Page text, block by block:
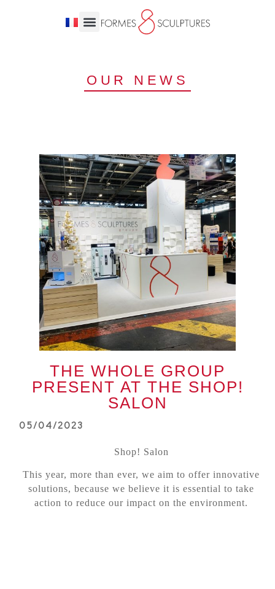
OUR NEWS
THE WHOLE GROUP
PRESENT AT THE SHOP!
SALON
05/04/2023
Shop! Salon
This year, more than ever, we aim to offer innovative
solutions, because we believe it is essential to take
action to reduce our impact on the environment.